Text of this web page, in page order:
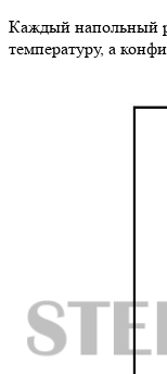
Каждый напольный
температуру, а